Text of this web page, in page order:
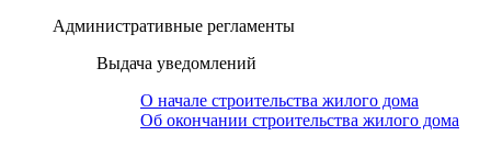
Административные регламенты
Выдача уведомлений
О начале строительства жилого дома
Об окончании строительства жилого дома